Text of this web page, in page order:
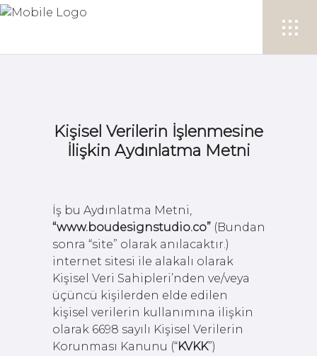
Kişisel Verilerin İşlenmesine
İlişkin Aydınlatma Metni
İş bu Aydınlatma Metni,
“www.boudesignstudio.co” (Bundan
sonra “site” olarak anılacaktır.)
internet sitesi ile alakalı olarak
Kişisel Veri Sahipleri’nden ve/veya
üçüncü kişilerden elde edilen
kişisel verilerin kullanımına ilişkin
olarak 6698 sayılı Kişisel Verilerin
Korunması Kanunu (“KVKK”)